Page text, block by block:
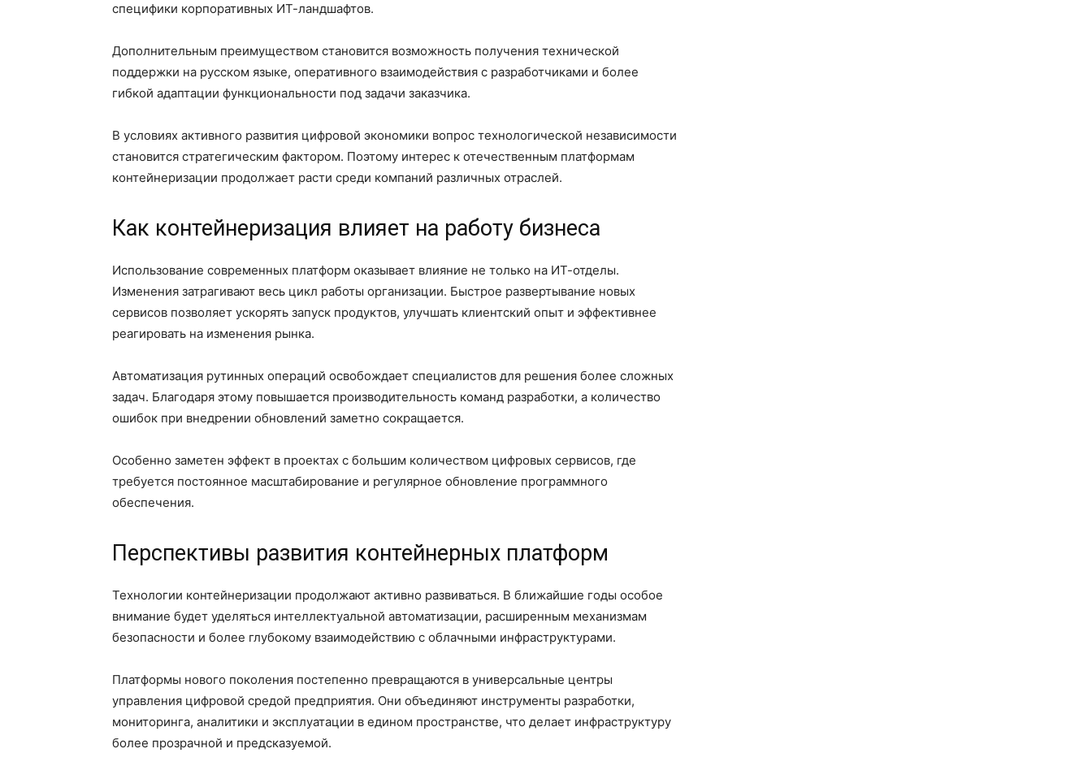
специфики корпоративных ИТ-ландшафтов.
Дополнительным преимуществом становится возможность получения технической
поддержки на русском языке, оперативного взаимодействия с разработчиками и более
гибкой адаптации функциональности под задачи заказчика.
В условиях активного развития цифровой экономики вопрос технологической независимости
становится стратегическим фактором. Поэтому интерес к отечественным платформам
контейнеризации продолжает расти среди компаний различных отраслей.
Как контейнеризация влияет на работу бизнеса
Использование современных платформ оказывает влияние не только на ИТ-отделы.
Изменения затрагивают весь цикл работы организации. Быстрое развертывание новых
сервисов позволяет ускорять запуск продуктов, улучшать клиентский опыт и эффективнее
реагировать на изменения рынка.
Автоматизация рутинных операций освобождает специалистов для решения более сложных
задач. Благодаря этому повышается производительность команд разработки, а количество
ошибок при внедрении обновлений заметно сокращается.
Особенно заметен эффект в проектах с большим количеством цифровых сервисов, где
требуется постоянное масштабирование и регулярное обновление программного
обеспечения.
Перспективы развития контейнерных платформ
Технологии контейнеризации продолжают активно развиваться. В ближайшие годы особое
внимание будет уделяться интеллектуальной автоматизации, расширенным механизмам
безопасности и более глубокому взаимодействию с облачными инфраструктурами.
Платформы нового поколения постепенно превращаются в универсальные центры
управления цифровой средой предприятия. Они объединяют инструменты разработки,
мониторинга, аналитики и эксплуатации в едином пространстве, что делает инфраструктуру
более прозрачной и предсказуемой.